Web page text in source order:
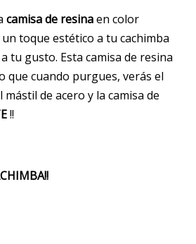
camisa de resinaen color
toque estético a tu cachimba
tu gusto. Esta camisa de resina
que cuando purgues, verás el
de acero y la camisa de
!!